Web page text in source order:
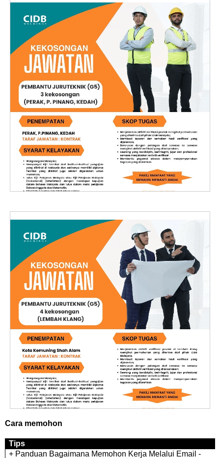
Cara memohon
Tips
+ Panduan Bagaimana Memohon Kerja Melalui Email -